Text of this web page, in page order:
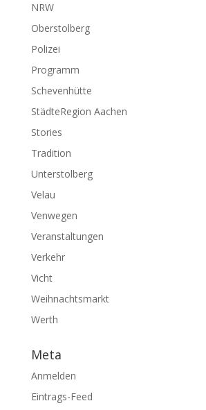
NRW
Oberstolberg
Polizei
Programm
Schevenhütte
StädteRegion Aachen
Stories
Tradition
Unterstolberg
Velau
Venwegen
Veranstaltungen
Verkehr
Vicht
Weihnachtsmarkt
Werth
Meta
Anmelden
Eintrags-Feed